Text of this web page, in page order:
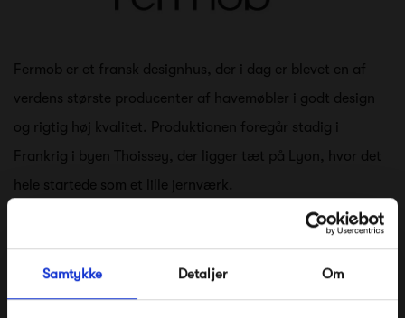
Samtykke Detaljer Om
Fermob er et fransk designhus, der i dag er blevet en af
verdens største producenter af havemøbler i godt design
og rigtig høj kvalitet. Produktionen foregår stadig i
Frankrig i byen Thoissey, der ligger tæt på Lyon, hvor det
hele startede som et lille jernværk.
og ikke mindst farver. Deres katalog kommer i en
farvepalet på mere end 20 farver, i alt fra neutrale til